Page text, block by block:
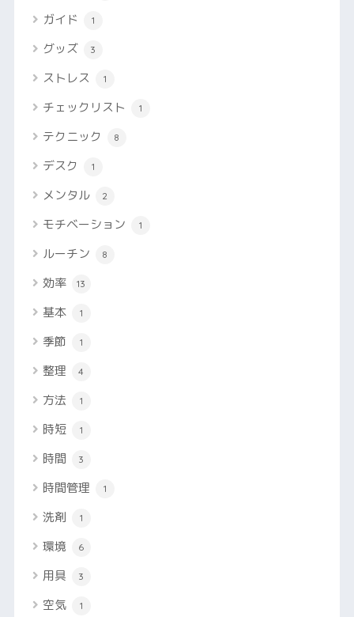
ガイド 1
グッズ 3
ストレス 1
チェックリスト 1
テクニック 8
デスク 1
メンタル 2
モチベーション 1
ルーチン 8
効率 13
基本 1
季節 1
整理 4
方法 1
時短 1
時間 3
時間管理 1
洗剤 1
環境 6
用具 3
空気 1